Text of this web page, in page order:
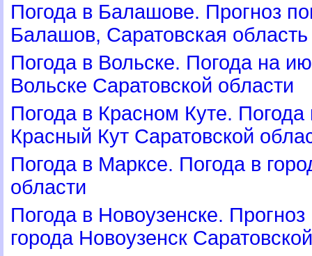
Погода в Балашове. Прогноз
Балашов, Саратовская область
Погода в Вольске. Погода на
ольске Саратовской области
Погода в Красном Куте. Погода
Красный Кут Саратовской
Погода в Марксе. Погода в
области
Погода в Новоузенске.
орода Новоузенск